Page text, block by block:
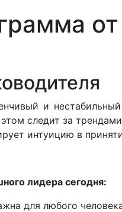
и
следит за
интуицию в
лидера сегодня:
для любого